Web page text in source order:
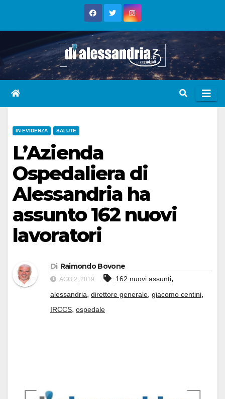
IN EVIDENZA SALUTE
L’Azienda
Ospedaliera di
Alessandria ha
assunto 162 nuovi
lavoratori
Di Raimondo Bovone
AGO 2, 2019 162 nuovi assunti,
alessandria, direttore generale, giacomo centini,
IRCCS, ospedale